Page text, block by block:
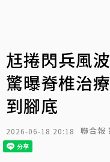
尪捲閃兵風
驚曝脊椎治
到腳底
2026-06-18 20:18 聯合報